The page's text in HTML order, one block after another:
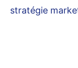
stratégie